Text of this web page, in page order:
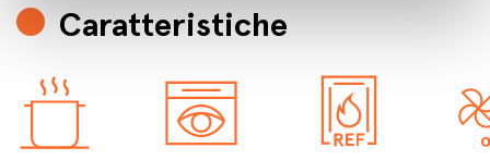
Caratteristiche